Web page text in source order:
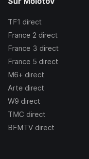
TF1 direct
France 2 direct
France 3 direct
France 5 direct
M6+ direct
Arte direct
W9 direct
TMC direct
BFMTV direct